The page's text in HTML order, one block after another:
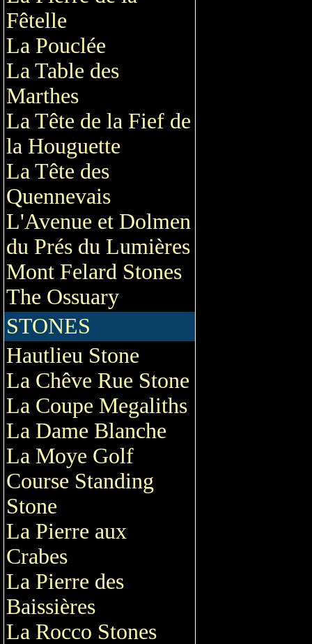
Fêtelle
La Pouclée
La Table des
Marthes
La Tête de la Fief de
la Houguette
La Tête des
Quennevais
L'Avenue et Dolmen
du Prés du Lumières
Mont Felard Stones
The Ossuary
STONES
Hautlieu Stone
La Chêve Rue Stone
La Coupe Megaliths
La Dame Blanche
La Moye Golf
Course Standing
Stone
La Pierre aux
Crabes
La Pierre des
Baissières
La Rocco Stones